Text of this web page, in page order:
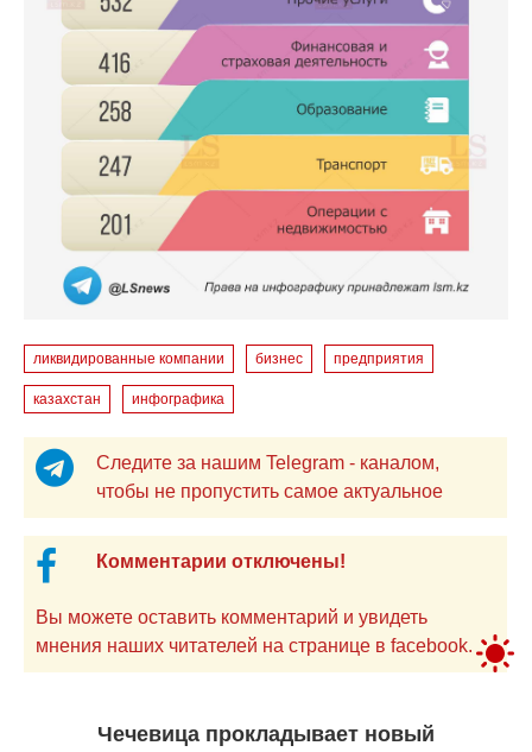
ликвидированные компании бизнес предприятия
казахстан инфографика
Следите за нашим Telegram - каналом,
чтобы не пропустить самое актуальное
Комментарии отключены!
Вы можете оставить комментарий и увидеть
мнения наших читателей на странице в facebook.
Чечевица прокладывает новый